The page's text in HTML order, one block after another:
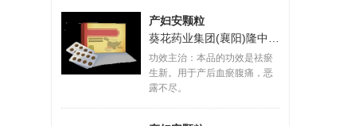
产妇安颗粒
葵花药业集团(襄阳)隆中有限公司
功效主治：本品的功效是祛瘀
生新。用于产后血瘀腹痛，恶
露不尽。